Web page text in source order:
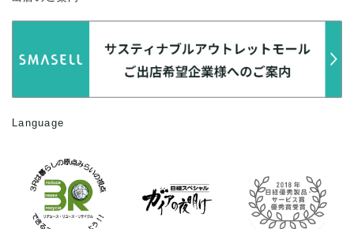
Language